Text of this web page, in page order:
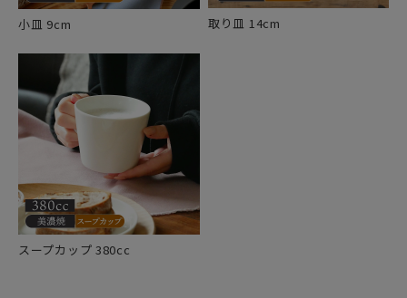
小皿 9cm 取り皿 14cm
スープカップ 380cc